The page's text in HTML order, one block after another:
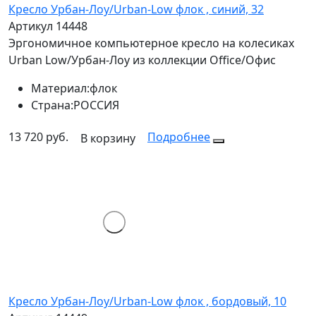
Кресло Урбан-Лоу/Urban-Low флок , синий, 32
Артикул 14448
Эргономичное компьютерное кресло на колесиках
Urban Low/Урбан-Лоу из коллекции Office/Офис
Материал:флок
Страна:РОССИЯ
13 720 руб. В корзину Подробнее
Кресло Урбан-Лоу/Urban-Low флок , бордовый, 10